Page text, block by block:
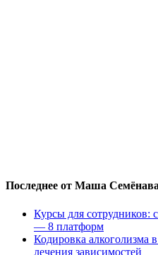
Последнее от Маша Семёнава
Курсы для сотрудников:
— 8 платформ
Кодировка алкоголизма
лечения зависимостей